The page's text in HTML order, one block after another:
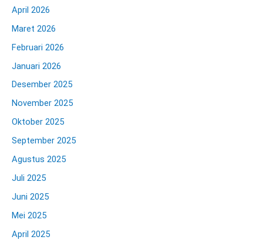
April 2026
Maret 2026
Februari 2026
Januari 2026
Desember 2025
November 2025
Oktober 2025
September 2025
Agustus 2025
Juli 2025
Juni 2025
Mei 2025
April 2025